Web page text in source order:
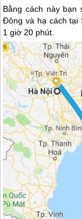
Bằng cách này bạn
Đông và hạ cách tại
1 giờ 20 phút.